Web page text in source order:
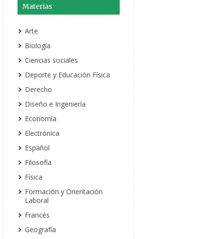
Materias
Arte
Biología
Ciencias sociales
Deporte y Educación Física
Derecho
Diseño e Ingeniería
Economía
Electrónica
Español
Filosofía
Física
Formación y Orientación
Laboral
Francés
Geografía